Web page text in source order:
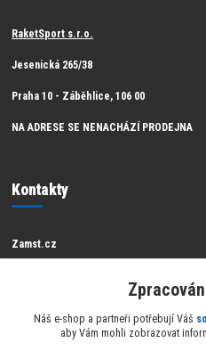
RaketSport s.r.o.
Jesenická 265/38
Praha 10 - Záběhlice, 106 00
NA ADRESE SE NENACHÁZÍ PRODEJNA
Kontakty
Zamst.cz
Zákaznická podpora Zamst
info@raketsport.cz
Náš e-shop a partneři potřebují Váš
aby Vám mohli zobrazovat